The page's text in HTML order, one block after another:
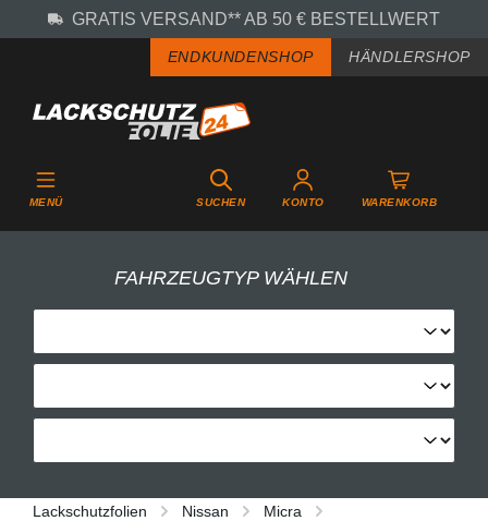
Zum Hauptinhalt springen
GRATIS VERSAND** AB 50 € BESTELLWERT
ENDKUNDENSHOP HÄNDLERSHOP
MENÜ SUCHEN KONTO WARENKORB
FAHRZEUGTYP WÄHLEN
Lackschutzfolien Nissan
Micra